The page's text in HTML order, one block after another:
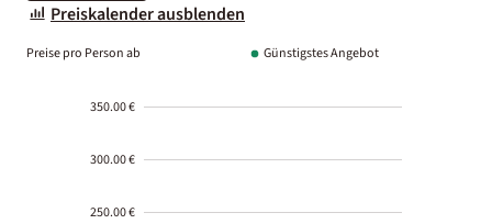
Preiskalender ausblenden
Preise pro Person ab Günstigstes Angebot
350.00 €
300.00 €
250.00 €